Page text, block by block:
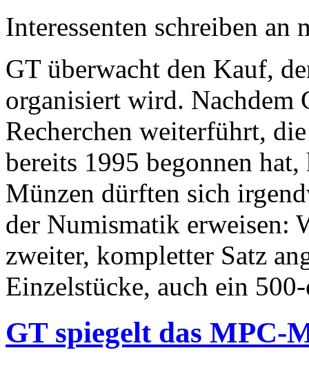
Interessenten schreiben
GT überwacht den Kauf,
organisiert wird. Nachdem
Recherchen weiterführt,
bereits 1995 begonnen
Münzen dürften sich
der Numismatik erweisen:
zweiter, kompletter Satz
Einzelstücke, auch ein
GT spiegelt das MPC-